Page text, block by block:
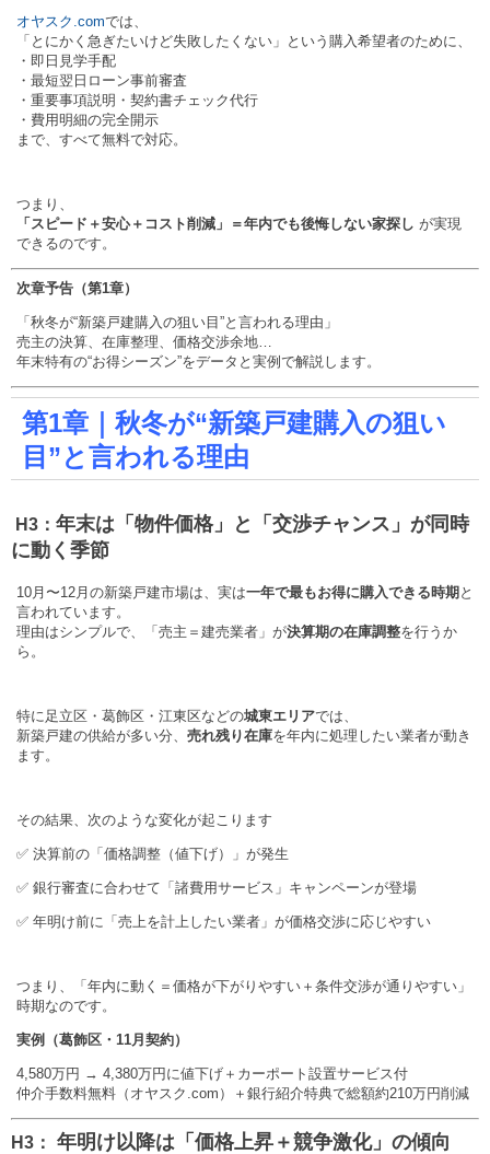
オヤスク.comでは、
「とにかく急ぎたいけど失敗したくない」という購入希望者のために、
・即日見学手配
・最短翌日ローン事前審査
・重要事項説明・契約書チェック代行
・費用明細の完全開示
まで、すべて無料で対応。
つまり、
「スピード＋安心＋コスト削減」＝年内でも後悔しない家探し が実現
できるのです。
次章予告（第1章）
「秋冬が“新築戸建購入の狙い目”と言われる理由」
売主の決算、在庫整理、価格交渉余地…
年末特有の“お得シーズン”をデータと実例で解説します。
第1章｜秋冬が“新築戸建購入の狙い
目”と言われる理由
H3： 年末は「物件価格」と「交渉チャンス」が同時
に動く季節
10月〜12月の新築戸建市場は、実は一年で最もお得に購入できる時期と
言われています。
理由はシンプルで、「売主＝建売業者」が決算期の在庫調整を行うか
ら。
特に足立区・葛飾区・江東区などの城東エリアでは、
新築戸建の供給が多い分、 売れ残り在庫を年内に処理したい業者が動き
ます。
その結果、次のような変化が起こります
✅ 決算前の「価格調整（値下げ）」が発生
✅ 銀行審査に合わせて「諸費用サービス」キャンペーンが登場
✅ 年明け前に「売上を計上したい業者」が価格交渉に応じやすい
つまり、「年内に動く＝価格が下がりやすい＋条件交渉が通りやすい」
時期なのです。
実例（葛飾区・11月契約）
4,580万円 → 4,380万円に値下げ＋カーポート設置サービス付
仲介手数料無料（オヤスク.com）＋銀行紹介特典で総額約210万円削減
H3： 年明け以降は「価格上昇＋競争激化」の傾向